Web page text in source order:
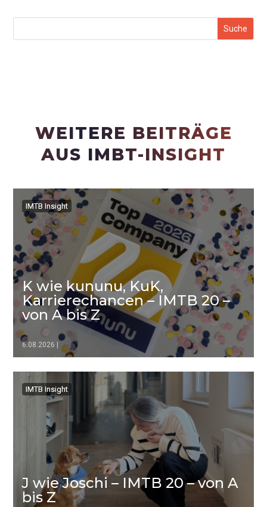
WEITERE BEITRÄGE
AUS IMBT-INSIGHT
IMTB Insight
IMTB Insight
K wie kununu, KuK,
Karrierechancen – IMTB 20 –
von A bis Z
6.08.2026 |
▷▷▷
IMTB Insight
IMTB Insight
J wie Joschi – IMTB 20 – von A
bis Z